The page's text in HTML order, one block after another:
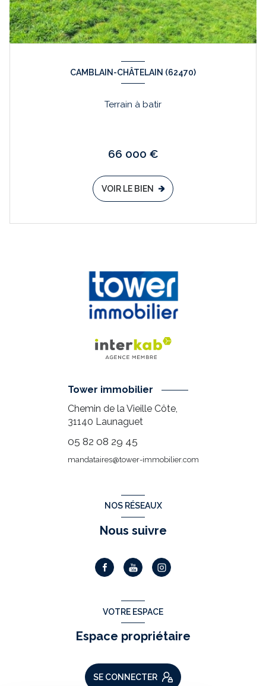
CAMBLAIN-CHÂTELAIN (62470)
Terrain à batir
66 000 €
VOIR LE BIEN
Tower immobilier
Chemin de la Vieille Côte,
31140 Launaguet
05 82 08 29 45
mandataires@tower-immobilier.com
NOS RÉSEAUX
Nous suivre
VOTRE ESPACE
Espace propriétaire
SE CONNECTER